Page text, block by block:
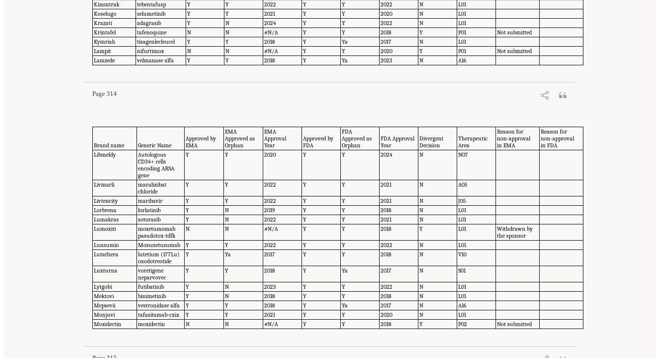
Kimmtrak
tebentafusp Y Y 2022 Y Y 2022 N
L01
Koselugo
selumetinib Y Y 2021 Y Y 2020 N
L01
Krazati
adagrasib Y N 2024 Y Y 2022 N
L01
Krintafel
tafenoquine N N #N/A Y Y 2018 Y P01
Not submitted
Kymriah
tisagenlecleucel Y Y 2018 Y Ya 2017 N
L01
Lampit
nifurtimox N N #N/A Y Y 2020 Y P01
Not submitted
Lamzede
velmanase alfa Y Y 2018 Y Ya 2023 N A16
Page 314
Brand name Generic Name
Approved by
EMA
EMA
Approved as
Orphan
EMA
Approval
Year
Approved by
FDA
FDA
Approved as
Orphan
FDA Approval
Year
Divergent
Decision
Therapeutic
Area
Reason for
non-approval
in EMA
Reason for
non-approval
in FDA
Libmeldy
Autologous
CD34+ cells
encoding ARSA
gene
Y Y 2020 Y Y 2024 N N07
Livmarli
maralixibat
chloride
Y Y 2022 Y Y 2021 N A05
Livtencity maribavir Y Y 2022 Y Y 2021 N
J05
Lorbrena
lorlatinib Y N 2019 Y Y 2018 N
L01
Lumakras
sotorasib Y N 2022 Y Y 2021 N
L01
Lumoxiti
moxetumomab
pasudotox-tdfk
N N #N/A Y Y 2018 Y L01
Withdrawn by
the sponsor
Lunsumio
Mosunetuzumab Y Y 2022 Y Y 2022 N
L01
Lutathera
lutetium (177Lu)
oxodotreotide
Y Ya 2017 Y Y 2018 N V10
Luxturna
voretigene
neparvovec
Y Y 2018 Y Ya 2017 N S01
Lytgobi futibatinib Y N 2023 Y Y 2022 N
L01
Mektovi
binimetinib Y N 2018 Y Y 2018 N
L01
Mepsevii
vestronidase alfa Y Y 2018 Y Ya 2017 N
A16
Monjuvi
tafasitamab-cxix Y Y 2021 Y Y 2020 N
L01
Moxidectin
moxidectin N N #N/A Y Y 2018 Y P02 Not submitted